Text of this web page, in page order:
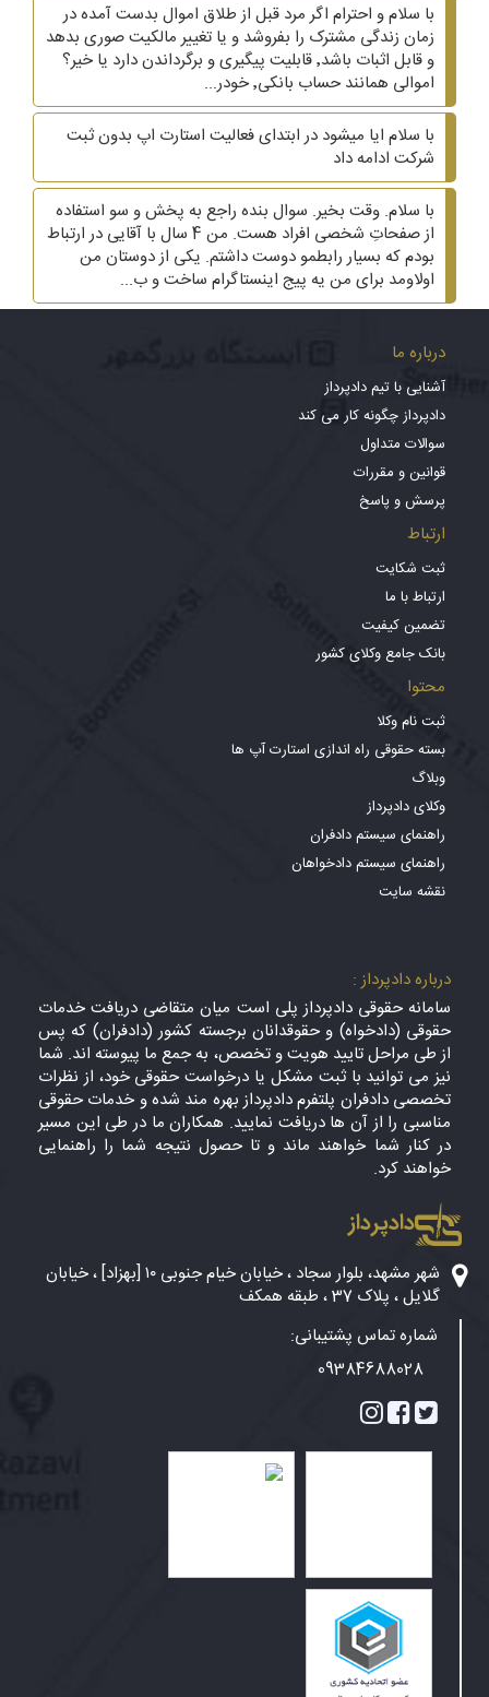
با سلام و احترام اگر مرد قبل از طلاق اموال بدست آمده در
زمان زندگی مشترک را بفروشد و یا تغییر مالکیت صوری بدهد
و قابل اثبات باشد٬ قابلیت پیگیری و برگرداندن دارد یا خیر؟
اموالی همانند حساب بانکی٬ خودر...
با سلام ایا میشود در ابتدای فعالیت استارت اپ بدون ثبت
شرکت ادامه داد
با سلام. وقت بخیر. سوال بنده راجع به پخش و سو استفاده
از صفحاتِ شخصی افراد هست. من 4 سال با آقایی در ارتباط
بودم که بسیار رابطمو دوست داشتم. یکی از دوستان من
اولاومد برای من یه پیج اینستاگرام ساخت و ب...
درباره ما
آشنایی با تیم دادپرداز
دادپرداز چگونه کار می کند
سوالات متداول
قوانین و مقررات
پرسش و پاسخ
ارتباط
ثبت شکایت
ارتباط با ما
تضمین کیفیت
بانک جامع وکلای کشور
محتوا
ثبت نام وکلا
بسته حقوقی راه اندازی استارت آپ ها
وبلاگ
وکلای دادپرداز
راهنمای سیستم دادفران
راهنمای سیستم دادخواهان
نقشه سایت
درباره دادپرداز :
سامانه حقوقی دادپرداز پلی است میان متقاضی دریافت خدمات
حقوقی (دادخواه) و حقوقدانان برجسته کشور (دادفران) که پس
از طی مراحل تایید هویت و تخصص، به جمع ما پیوسته اند. شما
نیز می توانید با ثبت مشکل یا درخواست حقوقی خود، از نظرات
تخصصی دادفران پلتفرم دادپرداز بهره مند شده و خدمات حقوقی
مناسبی را از آن ها دریافت نمایید. همکاران ما در طی این مسیر
در کنار شما خواهند ماند و تا حصول نتیجه شما را راهنمایی
خواهند کرد.
دادپرداز
شهر مشهد، بلوار سجاد ، خیابان خیام جنوبی ۱۰ [بهزاد] ، خیابان
گلایل ، پلاک 37 ، طبقه همکف
شماره تماس پشتیبانی:
09384688028